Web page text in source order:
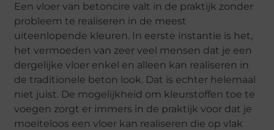
Een vloer van betoncire valt in de praktijk zonder
probleem te realiseren in de meest
uiteenlopende kleuren. In eerste instantie is het,
het vermoeden van zeer veel mensen dat je een
dergelijke vloer enkel en alleen kan realiseren in
de traditionele beton look. Dat is echter helemaal
niet juist. De mogelijkheid om kleurstoffen toe te
voegen zorgt er immers in de praktijk voor dat je
moeiteloos een vloer kan realiseren die op vlak